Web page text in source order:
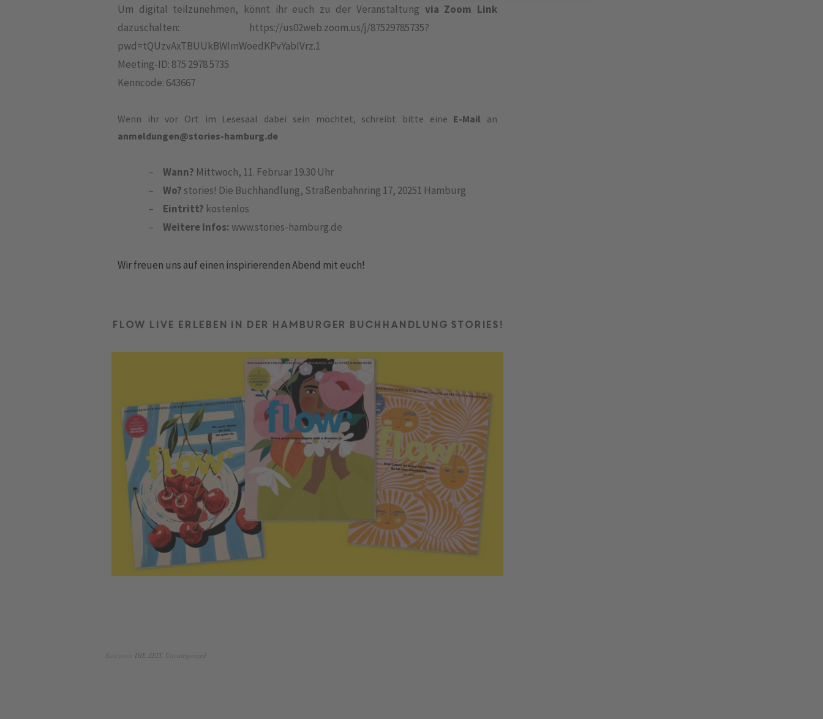
Um digital teilzunehmen, könnt ihr euch zu der Veranstaltung via Zoom Link
dazuschalten: https://us02web.zoom.us/j/87529785735?
pwd=tQUzvAxTBUUkBWImWoedKPvYabIVrz.1
Meeting-ID: 875 2978 5735
Kenncode: 643667
Wenn ihr vor Ort im Lesesaal dabei sein möchtet, schreibt bitte eine E-Mail an
anmeldungen@stories-hamburg.de
Wann? Mittwoch, 11. Februar 19.30 Uhr
Wo?stories! Die Buchhandlung, Straßenbahnring 17, 20251 Hamburg
Eintritt? kostenlos
Weitere Infos:www.stories-hamburg.de
Wir freuen uns auf einen inspirierenden Abend mit euch!
Flow live erleben in der Hamburger Buchhandlung stories!
DIE ZEIT, Uncategorized